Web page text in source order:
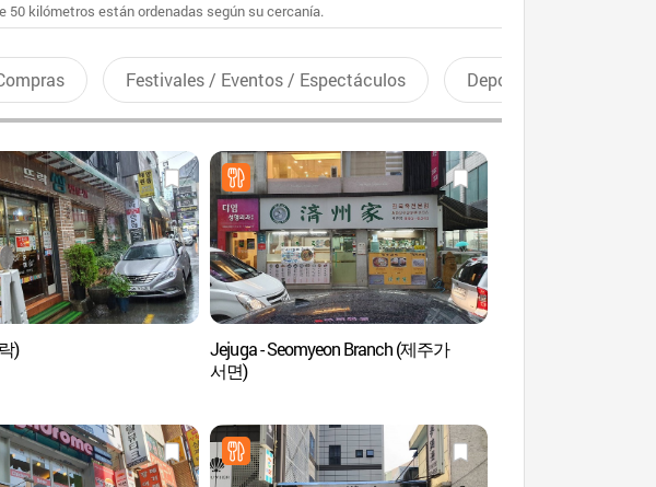
50 kilómetros están ordenadas según su cercanía.
Festivales / Eventos / Espectáculos Deportes recreativos
)
Jejuga - Seomyeon Branch (제주가
서면)